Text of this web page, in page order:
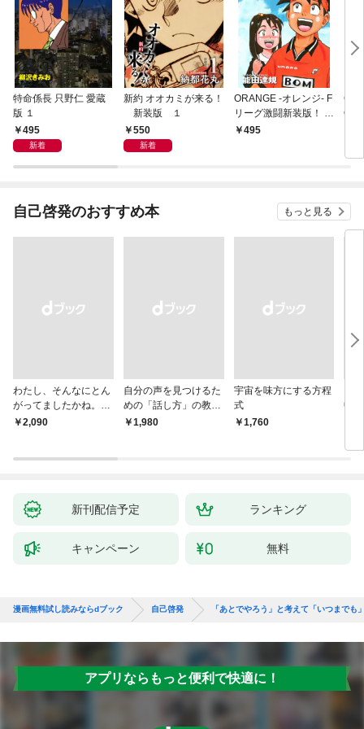
特命係長 只野仁 愛蔵
版 １
495
新着
新約 オオカミが来る！
新装版 １
550
新着
ORANGE -オレンジ- F
リーグ激闘新装版！ 第
１巻495
自己啓発のおすすめ本 もっと見る
わたし、そんなにとん
がってましたかね。
獅子座、Ａ型、丙午は
￥2,090
自分の声を見つけるた
めの「話し方」の教
室 Ｏｒａｃｙ（オラ
￥1,980
宇宙を味方にする方程
式
￥1,760
中
新刊配信予定 ランキング
キャンペーン 無料
漫画無料試し読みならdブック 自己啓発 「あとでやろう」と考えて「いつまでも
アプリならもっと便利で快適に！